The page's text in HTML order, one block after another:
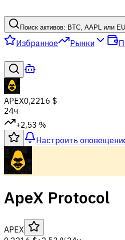
Поиск активов: BTC, AAPL или
Избранное Рынки
APEX0,2216 $
24ч
+2,53 %
Настроить
ApeX Protocol
APEX